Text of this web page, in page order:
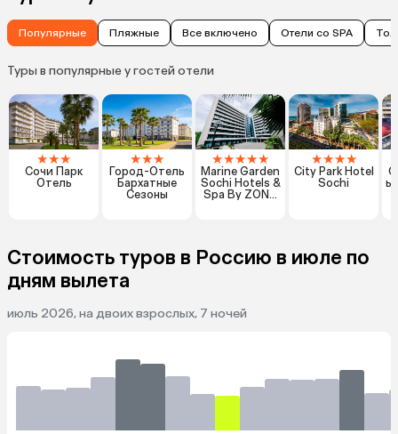
Популярные Пляжные Все включено Отели со SPA
Туры в популярные у гостей отели
★★★
Сочи Парк
Отель
★★★
Город-Отель
Бархатные
Сезоны
★★★★★
Marine Garden
Sochi Hotels &
Spa By ZONT
★★★★
City Park Hotel
Sochi
Стоимость туров в Россию в июле по
дням вылета
июль 2026, на двоих взрослых, 7 ночей